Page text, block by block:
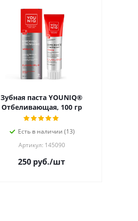
Зубная паста YOUNIQ®
Отбеливающая, 100 гр
Есть в наличии (13)
Артикул: 145090
250 руб./шт